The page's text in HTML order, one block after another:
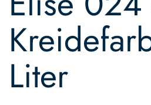
Liter
the
images